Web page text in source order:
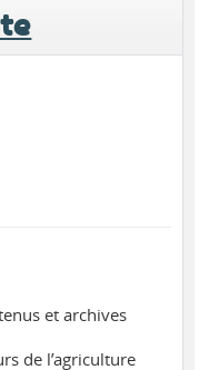
et archives
de l’agriculture